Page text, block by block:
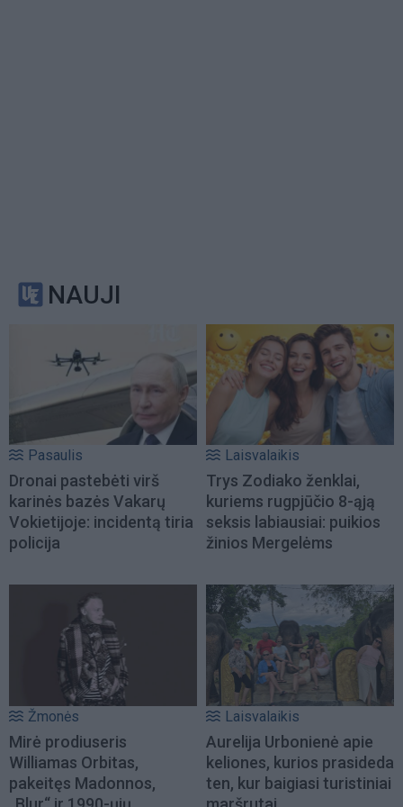
NAUJI
Pasaulis
Dronai pastebėti virš
karinės bazės Vakarų
Vokietijoje: incidentą tiria
policija
Laisvalaikis
Trys Zodiako ženklai,
kuriems rugpjūčio 8-ąją
seksis labiausiai: puikios
žinios Mergelėms
Žmonės
Mirė prodiuseris
Williamas Orbitas,
pakeitęs Madonnos,
Laisvalaikis
Aurelija Urbonienė apie
keliones, kurios prasideda
ten, kur baigiasi turistiniai